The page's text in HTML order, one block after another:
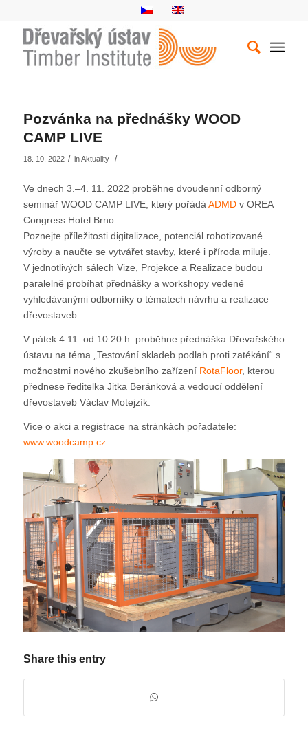
Pozvánka na přednášky WOOD
CAMP LIVE
18. 10. 2022 / inAktuality /
Ve dnech 3.–4. 11. 2022 proběhne dvoudenní odborný
seminář WOOD CAMP LIVE, který pořádá ADMDv OREA
Congress Hotel Brno.
Poznejte příležitosti digitalizace, potenciál robotizované
výroby a naučte se vytvářet stavby, které i příroda miluje.
V jednotlivých sálech Vize, Projekce a Realizace budou
paralelně probíhat přednášky a workshopy vedené
vyhledávanými odborníky o tématech návrhu a realizace
dřevostaveb.
V pátek 4.11. od 10:20 h. proběhne přednáška Dřevařského
ústavu na téma „Testování skladeb podlah proti zatékání“ s
možnostmi nového zkušebního zařízení RotaFloor, kterou
přednese ředitelka Jitka Beránková a vedoucí oddělení
dřevostaveb Václav Motejzík.
Více o akci a registrace na stránkách pořadatele:
www.woodcamp.cz.
Share this entry